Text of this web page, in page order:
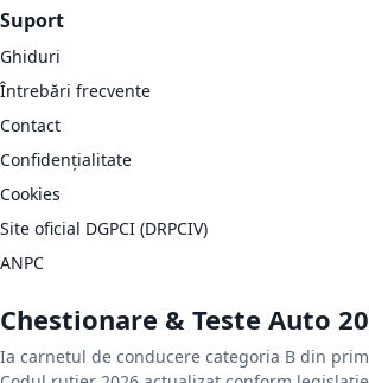
Suport
Ghiduri
Întrebări frecvente
Contact
Confidențialitate
Cookies
Site oficial DGPCI (DRPCIV)
ANPC
Chestionare & Teste Auto
Ia carnetul de conducere categoria B din